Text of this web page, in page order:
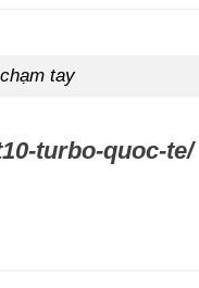
tay
turbo-quoc-te/